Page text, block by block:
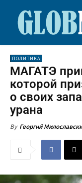
ПОЛИТИКА
МАГАТЭ
которой
о своих
урана
By Георгий